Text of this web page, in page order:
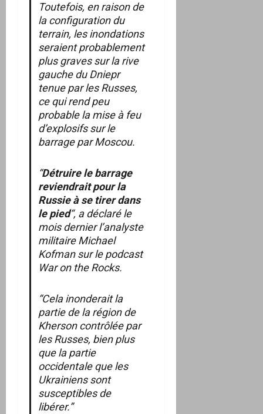
Toutefois, en raison de
la configuration du
terrain, les inondations
seraient probablement
plus graves sur la rive
gauche du Dniepr
tenue par les Russes,
ce qui rend peu
probable la mise à feu
d’explosifs sur le
barrage par Moscou.
“Détruire le barrage
reviendrait pour la
Russie à se tirer dans
le pied“, a déclaré le
mois dernier l’analyste
militaire Michael
Kofman sur le podcast
War on the Rocks.
“Cela inonderait la
partie de la région de
Kherson contrôlée par
les Russes, bien plus
que la partie
occidentale que les
Ukrainiens sont
susceptibles de
libérer.”